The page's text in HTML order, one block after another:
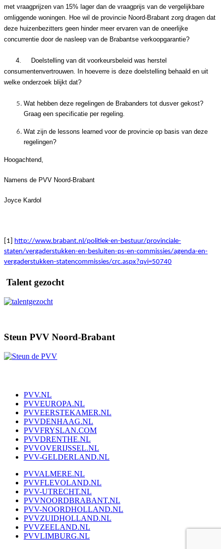
met vraagprijzen van 15% lager dan de vraagprijs van de vergelijkbare
omliggende woningen. Hoe wil de provincie Noord-Brabant zorg dragen dat
deze huizenbezitters geen hinder meer ervaren van de oneerlijke
concurrentie door de nasleep van de Brabantse verkoopgarantie?
Doelstelling van dit voorkeursbeleid was herstel
consumentenvertrouwen. In hoeverre is deze doelstelling behaald en uit
welke onderzoek blijkt dat?
Wat hebben deze regelingen de Brabanders tot dusver gekost?
Graag een specificatie per regeling.
Wat zijn de lessons learned voor de provincie op basis van deze
regelingen?
Hoogachtend,
Namens de PVV Noord-Brabant
Joyce Kardol
[1]
http://www.brabant.nl/politiek-en-bestuur/provinciale-
staten/vergaderstukken-en-besluiten-ps-en-commissies/agenda-en-
vergaderstukken-statencommissies/crc.aspx?qvi=50740
Talent gezocht
Steun PVV Noord-Brabant
PVV.NL
PVVEUROPA.NL
PVVEERSTEKAMER.NL
PVVDENHAAG.NL
PVVFRYSLAN.COM
PVVDRENTHE.NL
PVVOVERIJSSEL.NL
PVV-GELDERLAND.NL
PVVALMERE.NL
PVVFLEVOLAND.NL
PVV-UTRECHT.NL
PVVNOORDBRABANT.NL
PVV-NOORDHOLLAND.NL
PVVZUIDHOLLAND.NL
PVVZEELAND.NL
PVVLIMBURG.NL